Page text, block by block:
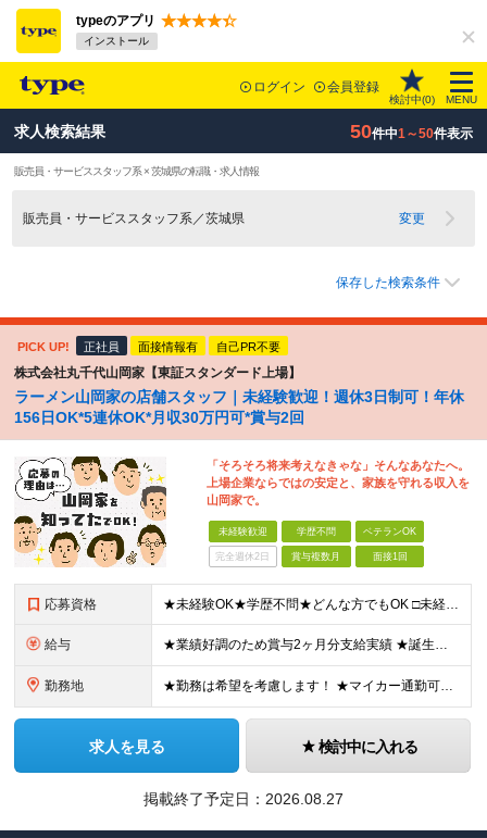
typeのアプリ
インストール
ログイン 会員登録
検討中(0) MENU
求人検索結果 50件中1～50件表示
販売員・サービススタッフ系 × 茨城県の転職・求人情報
販売員・サービススタッフ系／茨城県 変更
保存した検索条件
PICK UP! 正社員 面接情報有 自己PR不要
株式会社丸千代山岡家【東証スタンダード上場】
ラーメン山岡家の店舗スタッフ｜未経験歓迎！週休3日制可！年休
156日OK*5連休OK*月収30万円可*賞与2回
「そろそろ将来考えなきゃな」そんなあなたへ。
上場企業ならではの安定と、家族を守れる収入を
山岡家で。
未経験歓迎 学歴不問 ベテランOK
完全週休2日 賞与複数月 面接1回
応募資格 ★未経験OK★学歴不問★どんな方でもOK □未経験・第二新卒・フリーター □ブランクがある方 □転職回数が気になる方 □飲食業界にチャレンジしたい方 「やってみたい」という気持ちがあれば、皆さん大
給与 ★業績好調のため賞与2ヶ月分支給実績 ★誕生日手当など手当充実 ★年2回昇給チャンス有＆入社1年で店長昇格可 ★残業代全額支給（1分単位で支給） 【週休3日制の場合】 月給25万8,960円以上（固
勤務地 ★勤務は希望を考慮します！ ★マイカー通勤可（駐車場完備） ★全国の各店舗で募集中！続々出店予定！ ～国内300店舗、47都道府県への展開を目標に出店中！～ ▼積極採用地域▼ ・中部（富山、石川、
求人を見る 検討中に入れる
掲載終了予定日： 2026.08.27